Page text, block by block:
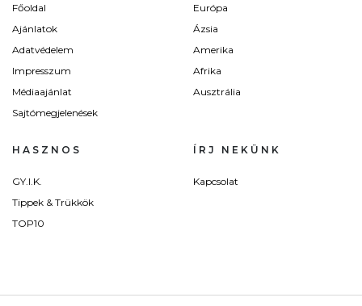
Főoldal
Ajánlatok
Adatvédelem
Impresszum
Médiaajánlat
Sajtómegjelenések
Európa
Ázsia
Amerika
Afrika
Ausztrália
HASZNOS
GY.I.K.
Tippek & Trükkök
TOP10
ÍRJ NEKÜNK
Kapcsolat